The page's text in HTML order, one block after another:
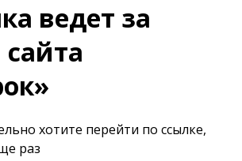
ведет за
хотите перейти по ссылке,
раз